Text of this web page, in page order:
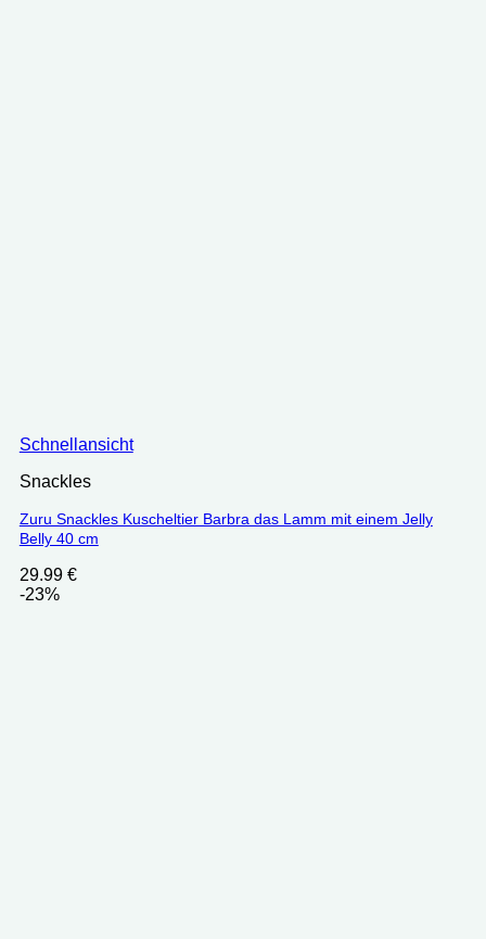
Schnellansicht
Snackles
Zuru Snackles Kuscheltier Barbra das Lamm mit einem Jelly
Belly 40 cm
29.99 €
-23%